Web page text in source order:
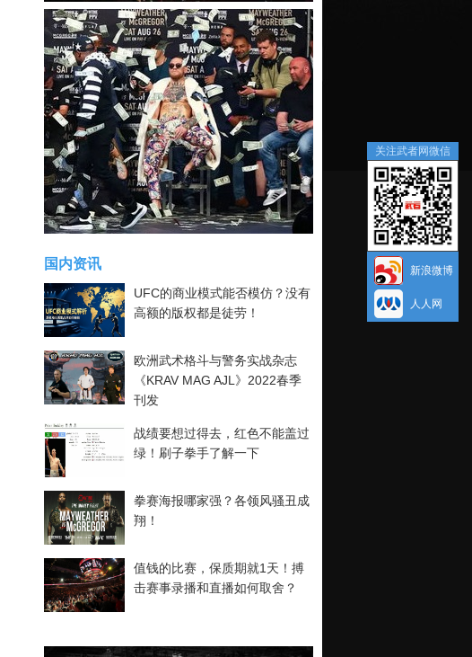
国内资讯
UFC的商业模式能否模仿？没有
高额的版权都是徒劳！
欧洲武术格斗与警务实战杂志
《KRAV MAG AJL》2022春季
刊发
战绩要想过得去，红色不能盖过
绿！刷子拳手了解一下
拳赛海报哪家强？各领风骚丑成
翔！
值钱的比赛，保质期就1天！搏
击赛事录播和直播如何取舍？
关注武者网微信
新浪微博
人人网